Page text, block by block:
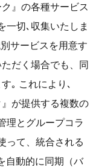
』の各種サービス
一切､収集いたしま
サービスを用意す
だく場合でも、同
｡ これにより､
が提供する複数の
理とグループコラ
って、統合される
自動的に同期（バ